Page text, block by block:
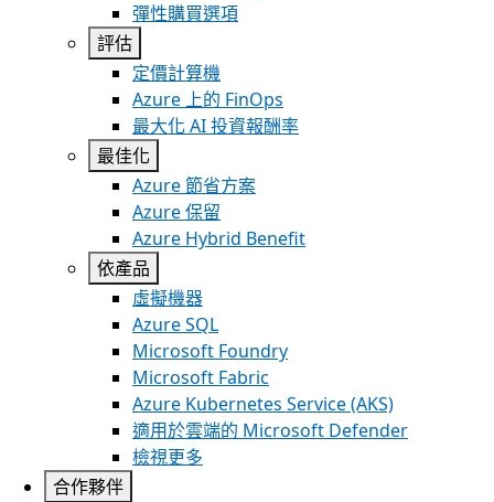
彈性購買選項
評估
定價計算機
Azure 上的 FinOps
最大化 AI 投資報酬率
最佳化
Azure 節省方案
Azure 保留
Azure Hybrid Benefit
依產品
虛擬機器
Azure SQL
Microsoft Foundry
Microsoft Fabric
Azure Kubernetes Service (AKS)
適用於雲端的 Microsoft Defender
檢視更多
合作夥伴